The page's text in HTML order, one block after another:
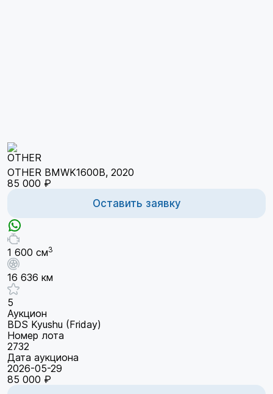
OTHER BMWK1600B, 2020
85 000 ₽
Оставить заявку
1 600 см3
16 636 км
5
Аукцион
BDS Kyushu (Friday)
Номер лота
2732
Дата аукциона
2026-05-29
85 000 ₽